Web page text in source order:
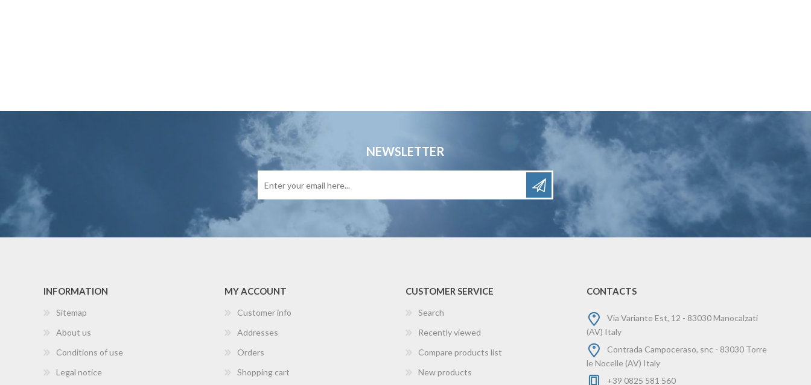
NEWSLETTER
INFORMATION
Sitemap
About us
Conditions of use
Legal notice
MY ACCOUNT
Customer info
Addresses
Orders
Shopping cart
CUSTOMER SERVICE
Search
Recently viewed
Compare products list
New products
CONTACTS
Via Variante Est, 12 - 83030 Manocalzati
(AV) Italy
Contrada Campoceraso, snc - 83030 Torre
le Nocelle (AV) Italy
+39 0825 581 560